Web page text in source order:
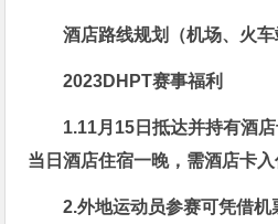
酒店路线规划（机场、火车
2023DHPT赛事福利
1.11月15日抵达并持有酒
当日酒店住宿一晚，需酒店卡
2.外地运动员参赛可凭借